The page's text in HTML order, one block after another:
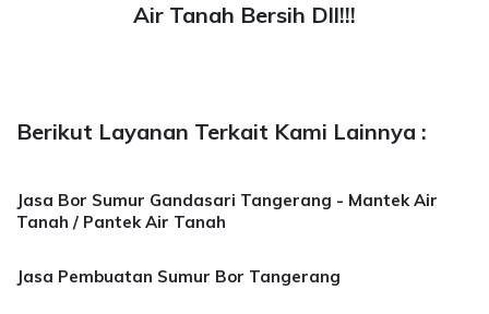
Air Tanah Bersih Dll!!!
Berikut Layanan Terkait Kami Lainnya :
Jasa Bor Sumur Gandasari Tangerang - Mantek Air
Tanah / Pantek Air Tanah
Jasa Pembuatan Sumur Bor Tangerang